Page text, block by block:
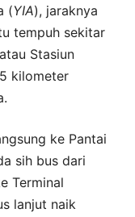
(YIA), jaraknya
tempuh sekitar
Stasiun
kilometer
ke Pantai
sih bus dari
Terminal
lanjut naik